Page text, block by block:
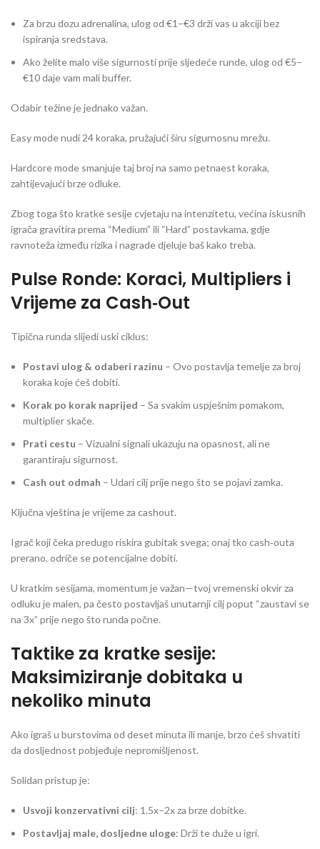
Za brzu dozu adrenalina, ulog od €1–€3 drži vas u akciji bez
ispiranja sredstava.
Ako želite malo više sigurnosti prije sljedeće runde, ulog od €5–
€10 daje vam mali buffer.
Odabir težine je jednako važan.
Easy mode nudi 24 koraka, pružajući širu sigurnosnu mrežu.
Hardcore mode smanjuje taj broj na samo petnaest koraka,
zahtijevajući brze odluke.
Zbog toga što kratke sesije cvjetaju na intenzitetu, većina iskusnih
igrača gravitira prema “Medium” ili “Hard” postavkama, gdje
ravnoteža između rizika i nagrade djeluje baš kako treba.
Pulse Ronde: Koraci, Multipliers i
Vrijeme za Cash‑Out
Tipična runda slijedi uski ciklus:
Postavi ulog & odaberi razinu – Ovo postavlja temelje za broj
koraka koje ćeš dobiti.
Korak po korak naprijed – Sa svakim uspješnim pomakom,
multiplier skače.
Prati cestu – Vizualni signali ukazuju na opasnost, ali ne
garantiraju sigurnost.
Cash out odmah – Udari cilj prije nego što se pojavi zamka.
Ključna vještina je vrijeme za cashout.
Igrač koji čeka predugo riskira gubitak svega; onaj tko cash‑outa
prerano, odriče se potencijalne dobiti.
U kratkim sesijama, momentum je važan—tvoj vremenski okvir za
odluku je malen, pa često postavljaš unutarnji cilj poput “zaustavi se
na 3x” prije nego što runda počne.
Taktike za kratke sesije:
Maksimiziranje dobitaka u
nekoliko minuta
Ako igraš u burstovima od deset minuta ili manje, brzo ćeš shvatiti
da dosljednost pobjeđuje nepromišljenost.
Solidan pristup je:
Usvoji konzervativni cilj: 1.5x–2x za brze dobitke.
Postavljaj male, dosljedne uloge: Drži te duže u igri.